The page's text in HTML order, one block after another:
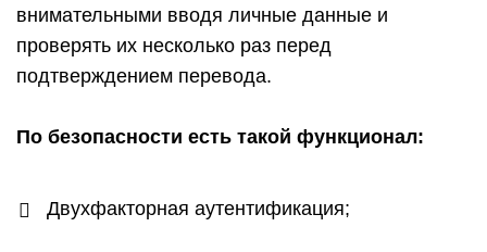
внимательными вводя личные данные и
проверять их несколько раз перед
подтверждением перевода.
По безопасности есть такой функционал:
Двухфакторная аутентификация;